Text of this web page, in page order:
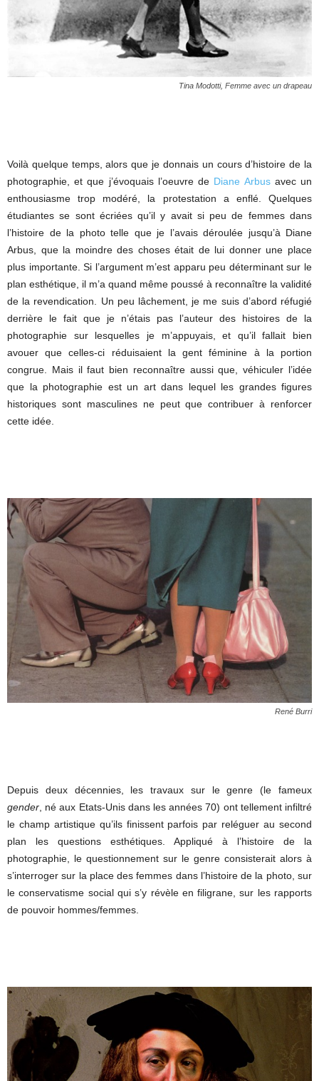
Tina Modotti, Femme avec un drapeau
Voilà quelque temps, alors que je donnais un cours d’histoire de la
photographie, et que j’évoquais l’oeuvre de Diane Arbusavec un
enthousiasme trop modéré, la protestation a enflé. Quelques
étudiantes se sont écriées qu’il y avait si peu de femmes dans
l’histoire de la photo telle que je l’avais déroulée jusqu’à Diane
Arbus, que la moindre des choses était de lui donner une place
plus importante. Si l’argument m’est apparu peu déterminant sur le
plan esthétique, il m’a quand même poussé à reconnaître la validité
de la revendication. Un peu lâchement, je me suis d’abord réfugié
derrière le fait que je n’étais pas l’auteur des histoires de la
photographie sur lesquelles je m’appuyais, et qu’il fallait bien
avouer que celles-ci réduisaient la gent féminine à la portion
congrue. Mais il faut bien reconnaître aussi que, véhiculer l’idée
que la photographie est un art dans lequel les grandes figures
historiques sont masculines ne peut que contribuer à renforcer
cette idée.
René Burri
Depuis deux décennies, les travaux sur le genre (le fameux
gender , né aux Etats-Unis dans les années 70) ont tellement infiltré
le champ artistique qu’ils finissent parfois par reléguer au second
plan les questions esthétiques. Appliqué à l’histoire de la
photographie, le questionnement sur le genre consisterait alors à
s’interroger sur la place des femmes dans l’histoire de la photo, sur
le conservatisme social qui s’y révèle en filigrane, sur les rapports
de pouvoir hommes/femmes.